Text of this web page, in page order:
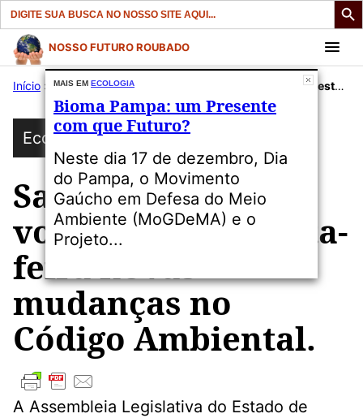
Search
for:
Pular
para
conteúdo
NOSSO FUTURO ROUBADO
Início » Publicações»Ecologia Santa Catarina votará nesta quarta-feira novas mudanças no Código Ambiental.
Ecologia
Santa Catarina
votará nesta quarta-
feira novas
mudanças no
Código Ambiental.
A Assembleia Legislativa do Estado de
MAIS EM ECOLOGIA
Bioma Pampa: um Presente
com que Futuro?
Neste dia 17 de dezembro, Dia
do Pampa, o Movimento
Gaúcho em Defesa do Meio
Ambiente (MoGDeMA) e o
Projeto...